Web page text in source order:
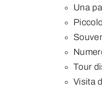
Una
Tour
Visita